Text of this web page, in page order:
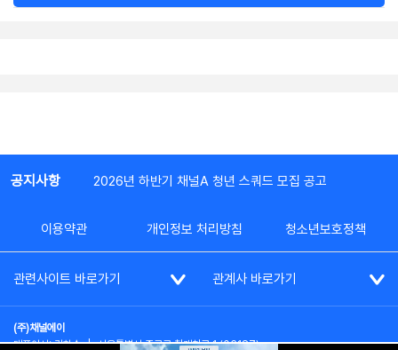
공지사항 2026년 하반기 채널A 청년 스쿼드 모집 공고
이용약관 개인정보 처리방침 청소년보호정책
관련사이트 바로가기 관계사 바로가기
(주)채널에이
대표이사: 김차수 | 서울특별시 종로구 청계천로 1 (03187)